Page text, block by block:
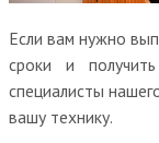
Если вам нужно
сроки и
специалисты
вашу технику.